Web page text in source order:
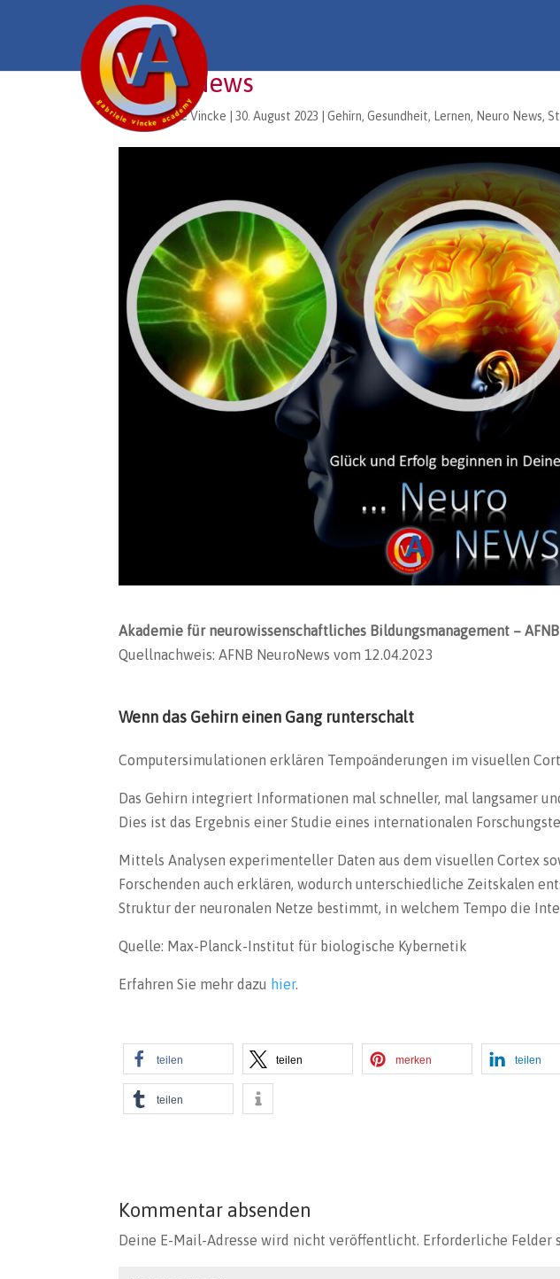
NeuroNews
vonGabriele Vincke |30. August 2023 |Gehirn,Gesundheit, Lernen, Neuro News,
Akademie für neurowissenschaftliches Bildungsmanagement – AFNB
Quellnachweis: AFNB NeuroNews vom 12.04.2023
Wenn das Gehirn einen Gang runterschalt
Computersimulationen erklären Tempoänderungen im visuellen
Das Gehirn integriert Informationen mal schneller, mal langsamer
Dies ist das Ergebnis einer Studie eines internationalen
Mittels Analysen experimenteller Daten aus dem visuellen Cortex
Forschenden auch erklären, wodurch unterschiedliche Zeitskalen
Struktur der neuronalen Netze bestimmt, in welchem Tempo die
Quelle: Max-Planck-Institut für biologische Kybernetik
Erfahren Sie mehr dazu hier.
teilen teilen merken teilen
teilen
Kommentar absenden
Deine E-Mail-Adresse wird nicht veröffentlicht. Erforderliche Felder